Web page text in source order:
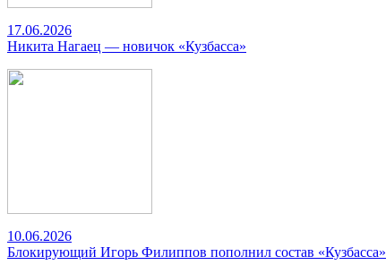
17.06.2026
Никита Нагаец — новичок «Кузбасса»
10.06.2026
Блокирующий Игорь Филиппов пополнил состав «Кузбасса»